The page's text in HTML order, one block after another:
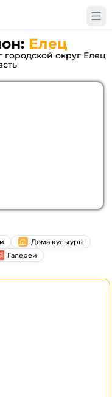
Елец
округ Елец
Дома культуры
Галереи